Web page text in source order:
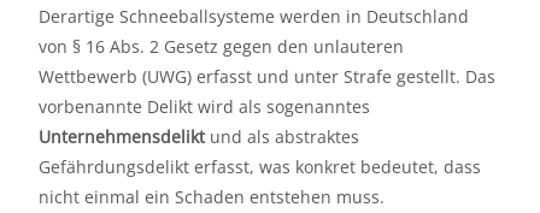
Derartige Schneeballsysteme werden in Deutschland
von § 16 Abs. 2 Gesetz gegen den unlauteren
Wettbewerb (UWG) erfasst und unter Strafe gestellt. Das
vorbenannte Delikt wird als sogenanntes
Unternehmensdeliktund als abstraktes
Gefährdungsdelikt erfasst, was konkret bedeutet, dass
nicht einmal ein Schaden entstehen muss.